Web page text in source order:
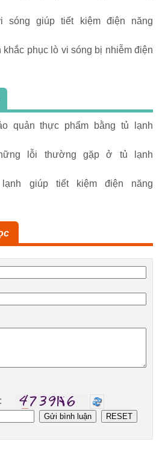
sóng giúp tiết kiệm điện năng
khắc phục lò vi sóng bị nhiễm điện
quản thực phẩm bằng tủ lạnh
lỗi thường gặp ở tủ lạnh
giúp tiết kiệm điện năng